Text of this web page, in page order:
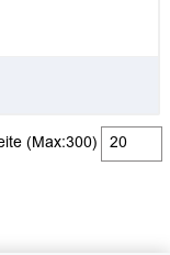
(Max:300)